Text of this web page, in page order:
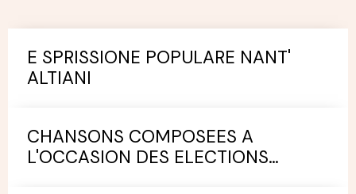
E SPRISSIONE POPULARE NANT'
ALTIANI
CHANSONS COMPOSEES A
L'OCCASION DES ELECTIONS